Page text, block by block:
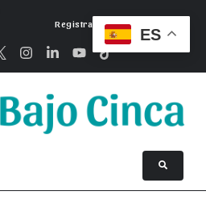
Registrarse
ES